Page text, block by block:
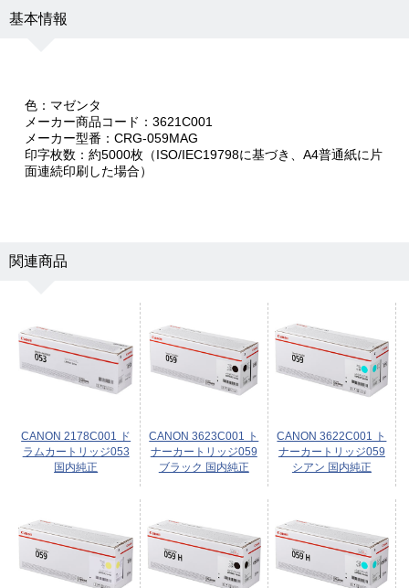
基本情報
色：マゼンタ
メーカー商品コード：3621C001
メーカー型番：CRG-059MAG
印字枚数：約5000枚（ISO/IEC19798に基づき、A4普通紙に片
面連続印刷した場合）
関連商品
CANON 2178C001 ド
ラムカートリッジ053
国内純正
CANON 3623C001 ト
ナーカートリッジ059
ブラック 国内純正
CANON 3622C001 ト
ナーカートリッジ059
シアン 国内純正